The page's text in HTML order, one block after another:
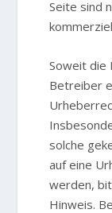
Seite sind
Soweit die
Betreiber
solche
auf eine
werden,
Hinweis.